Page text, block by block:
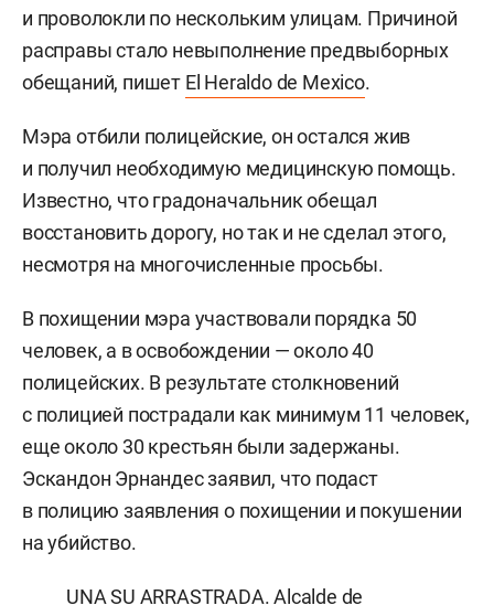
и проволокли по нескольким улицам. Причиной
расправы стало невыполнение предвыборных
обещаний, пишет El Heraldo de Mexico.
Мэра отбили полицейские, он остался жив
и получил необходимую медицинскую помощь.
Известно, что градоначальник обещал
восстановить дорогу, но так и не сделал этого,
несмотря на многочисленные просьбы.
В похищении мэра участвовали порядка 50
человек, а в освобождении — около 40
полицейских. В результате столкновений
с полицией пострадали как минимум 11 человек,
еще около 30 крестьян были задержаны.
Эскандон Эрнандес заявил, что подаст
в полицию заявления о похищении и покушении
на убийство.
UNA SU ARRASTRADA. Alcalde de